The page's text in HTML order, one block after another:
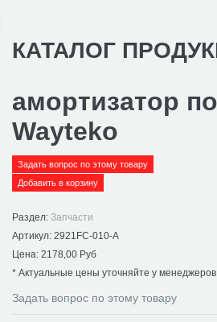
КАТАЛОГ
амортизатор
Wayteko
Задать вопрос по этому товару
Раздел: Запчасти
Артикул: 2921FC-010-A
Цена: 2178,00 Руб
* Актуальные цены уточняйте у менеджеров
Задать вопрос по этому товару